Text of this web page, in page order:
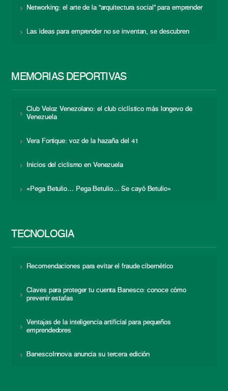
Networking: el arte de la “arquitectura social” para emprender
Las ideas para emprender no se inventan, se descubren
MEMORIAS DEPORTIVAS
Club Veloz Venezolano: el club ciclístico más longevo de
Venezuela
Vera Fortique: voz de la hazaña del 41
Inicios del ciclismo en Venezuela
«Pega Betulio… Pega Betulio… Se cayó Betulio»
TECNOLOGÍA
Recomendaciones para evitar el fraude cibernético
Claves para proteger tu cuenta Banesco: conoce cómo
prevenir estafas
Ventajas de la inteligencia artificial para pequeños
emprendedores
BanescoInnova anuncia su tercera edición